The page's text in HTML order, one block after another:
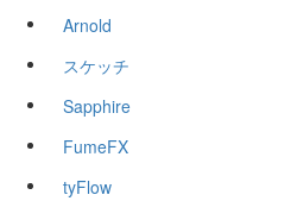
Arnold
スケッチ
Sapphire
FumeFX
tyFlow